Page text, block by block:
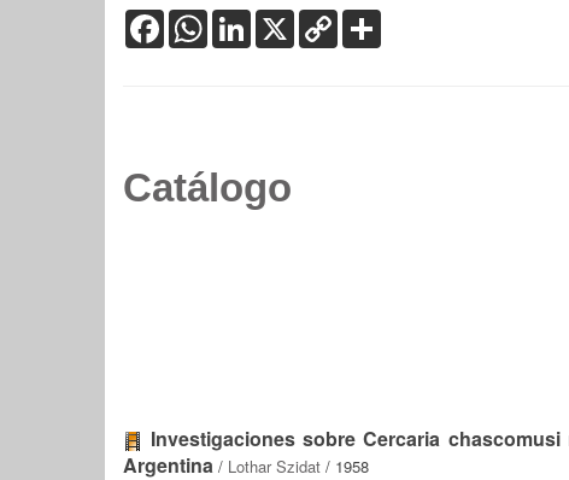
FacebookWhatsApp
LinkedIn
X Copy
Link
Catálogo
Investigaciones sobre Cercaria
Argentina / Lothar Szidat / 1958